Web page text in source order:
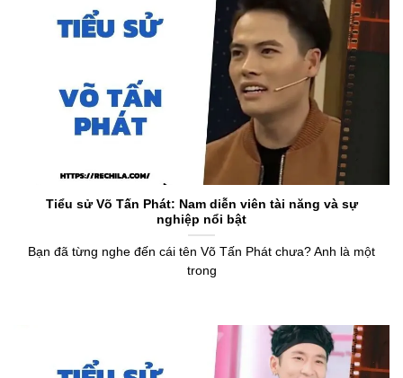
Tiểu sử Võ Tấn Phát: Nam diễn viên tài năng và sự
nghiệp nổi bật
Bạn đã từng nghe đến cái tên Võ Tấn Phát chưa? Anh là một
trong